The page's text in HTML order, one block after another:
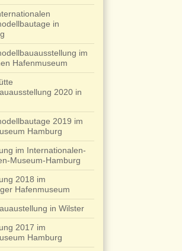
in
im
Hafenmuseum
2020 in
2019 im
Hamburg
im Internationalen-
Museum-Hamburg
2018 im
Hafenmuseum
in Wilster
2017 im
Hamburg